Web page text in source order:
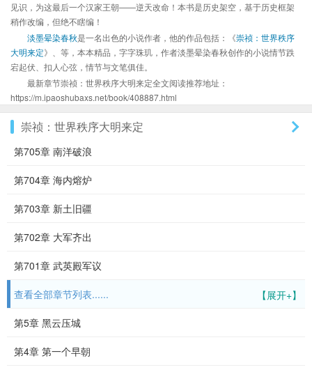
见识，为这最后一个汉家王朝——逆天改命！本书是历史架空，基于历史框架
稍作改编，但绝不瞎编！
淡墨晕染春秋是一名出色的小说作者，他的作品包括：《崇祯：世界秩序
大明来定》、等，本本精品，字字珠玑，作者淡墨晕染春秋创作的小说情节跌
宕起伏、扣人心弦，情节与文笔俱佳。
最新章节崇祯：世界秩序大明来定全文阅读推荐地址：
https://m.ipaoshubaxs.net/book/408887.html
崇祯：世界秩序大明来定
第705章 南洋破浪
第704章 海内熔炉
第703章 新土旧疆
第702章 大军齐出
第701章 武英殿军议
【展开+】
查看全部章节列表......
第5章 黑云压城
第4章 第一个早朝